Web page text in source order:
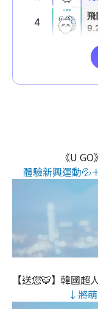
《U
體驗新興運動💦
【送您🐯】韓國超
↓將